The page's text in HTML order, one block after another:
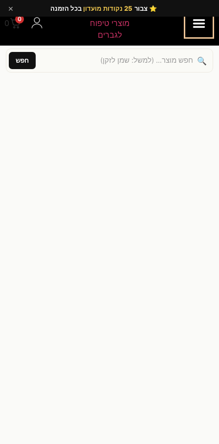
0
0.00
🔍 חפש
⭐ צבור 25 נקודות מועדון בכל הזמנה ×